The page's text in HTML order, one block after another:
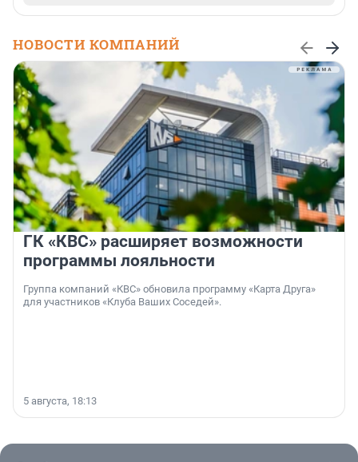
НОВОСТИ КОМПАНИЙ
ГК «КВС» расширяет возможности
программы лояльности
Группа компаний «КВС» обновила программу «Карта Друга»
для участников «Клуба Ваших Соседей».
5 августа, 18:13